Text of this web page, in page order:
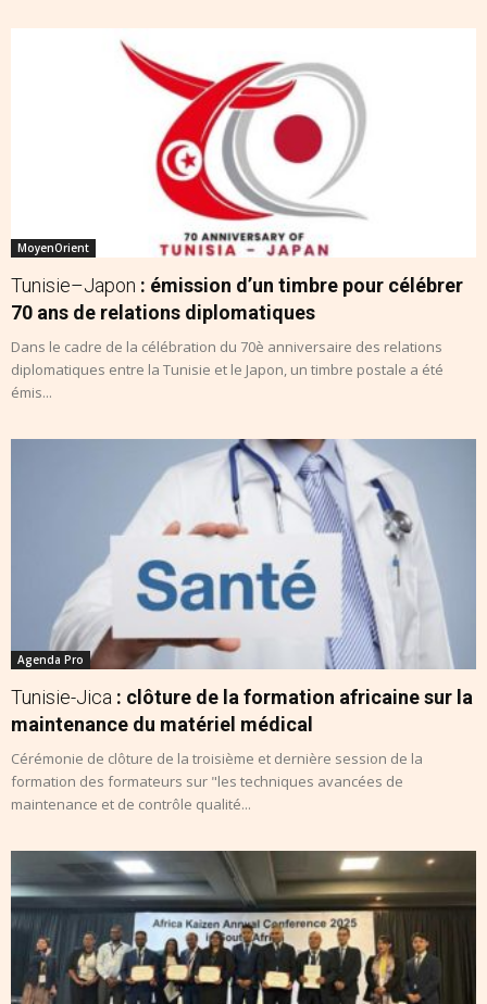
MoyenOrient
Tunisie–Japon : émission d’un timbre pour célébrer
70 ans de relations diplomatiques
Dans le cadre de la célébration du 70è anniversaire des relations
diplomatiques entre la Tunisie et le Japon, un timbre postale a été
émis...
Agenda Pro
Tunisie-Jica : clôture de la formation africaine sur la
maintenance du matériel médical
Cérémonie de clôture de la troisième et dernière session de la
formation des formateurs sur "les techniques avancées de
maintenance et de contrôle qualité...